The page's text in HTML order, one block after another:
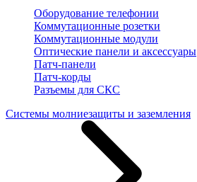
Оборудование телефонии
Коммутационные розетки
Коммутационные модули
Оптические панели и аксессуары
Патч-панели
Патч-корды
Разъемы для СКС
Системы молниезащиты и заземления